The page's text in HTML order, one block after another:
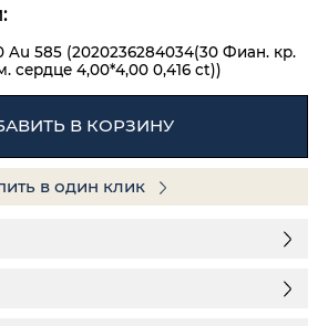
Au 585 (2020236284034(30 Фиан. кр.
сердце 4,00*4,00 0,416 ct))
В КОРЗИНУ
в один клик